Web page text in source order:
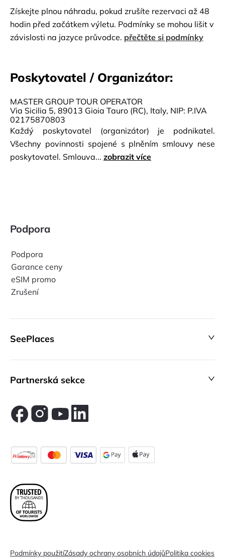
Získejte plnou náhradu, pokud zrušíte rezervaci až 48
hodin před začátkem výletu. Podmínky se mohou lišit v
závislosti na jazyce průvodce. přečtěte si podmínky
Poskytovatel / Organizátor:
MASTER GROUP TOUR OPERATOR
Via Sicilia 5, 89013 Gioia Tauro (RC), Italy, NIP: P.IVA
02175870803
Každý poskytovatel (organizátor) je podnikatel.
Všechny povinnosti spojené s plněním smlouvy nese
poskytovatel. Smlouva... zobrazit více
Podpora
Podpora
Garance ceny
eSIM promo
Zrušení
SeePlaces
Partnerská sekce
Podmínky použitíZásady ochrany osobních údajůPolitika cookies